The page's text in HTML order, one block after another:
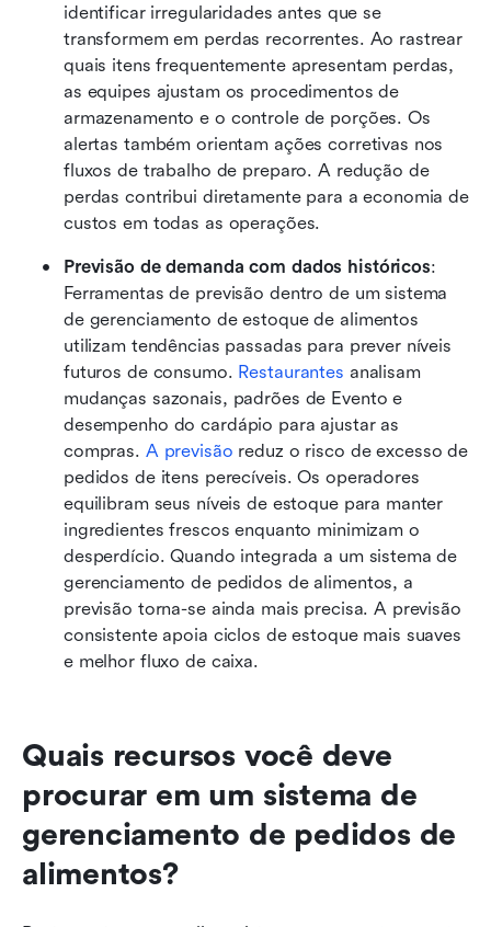
identificar irregularidades antes que se
transformem em perdas recorrentes. Ao rastrear
quais itens frequentemente apresentam perdas,
as equipes ajustam os procedimentos de
armazenamento e o controle de porções. Os
alertas também orientam ações corretivas nos
fluxos de trabalho de preparo. A redução de
perdas contribui diretamente para a economia de
custos em todas as operações.
Previsão de demanda com dados históricos:
Ferramentas de previsão dentro de um sistema
de gerenciamento de estoque de alimentos
utilizam tendências passadas para prever níveis
futuros de consumo. Restaurantes analisam
mudanças sazonais, padrões de Evento e
desempenho do cardápio para ajustar as
compras. A previsão reduz o risco de excesso de
pedidos de itens perecíveis. Os operadores
equilibram seus níveis de estoque para manter
ingredientes frescos enquanto minimizam o
desperdício. Quando integrada a um sistema de
gerenciamento de pedidos de alimentos, a
previsão torna-se ainda mais precisa. A previsão
consistente apoia ciclos de estoque mais suaves
e melhor fluxo de caixa.
Quais recursos você deve
procurar em um sistema de
gerenciamento de pedidos de
alimentos?